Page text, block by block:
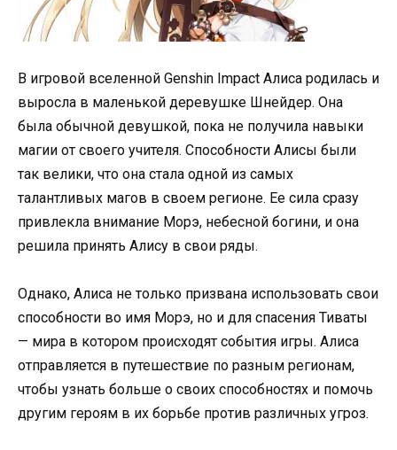
В игровой вселенной Genshin Impact Алиса родилась и
выросла в маленькой деревушке Шнейдер. Она
была обычной девушкой, пока не получила навыки
магии от своего учителя. Способности Алисы были
так велики, что она стала одной из самых
талантливых магов в своем регионе. Ее сила сразу
привлекла внимание Морэ, небесной богини, и она
решила принять Алису в свои ряды.
Однако, Алиса не только призвана использовать свои
способности во имя Морэ, но и для спасения Тиваты
— мира в котором происходят события игры. Алиса
отправляется в путешествие по разным регионам,
чтобы узнать больше о своих способностях и помочь
другим героям в их борьбе против различных угроз.